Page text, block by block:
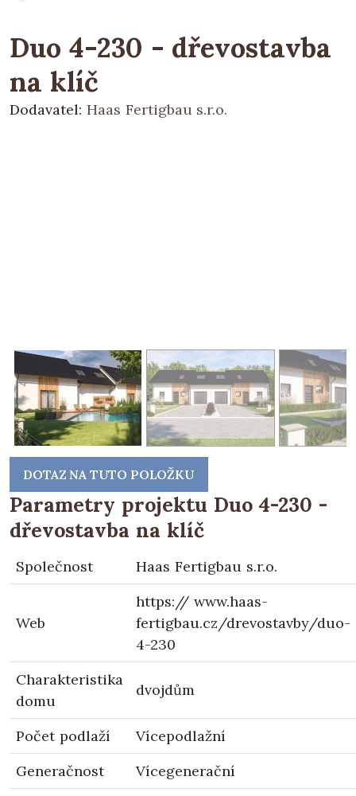
Duo 4-230 - dřevostavba
na klíč
Dodavatel: Haas Fertigbau s.r.o.
DOTAZ NA TUTO POLOŽKU
Parametry projektu Duo 4-230 -
dřevostavba na klíč
Společnost Haas Fertigbau s.r.o.
Web
https:// www.haas-
fertigbau.cz/drevostavby/duo-
4-230
Charakteristika
domu
dvojdům
Počet podlaží
Vícepodlažní
Generačnost
Vícegenerační